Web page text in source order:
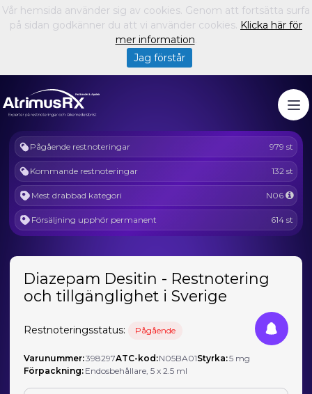
Pågående restnoteringar 979 st
Kommande restnoteringar 132 st
Mest drabbad kategori N06
Försäljning upphör permanent 614 st
Diazepam Desitin - Restnotering
och tillgänglighet i Sverige
Restnoteringsstatus: Pågående
Varunummer:398297ATC-kod:N05BA01Styrka:5 mg
Förpackning: Endosbehållare, 5 x 2.5 ml
Vår hemsida använder sig av cookies. Genom att fortsätta surfa
på sidan godkänner du att vi använder cookies. Klicka här för
mer information.
Jag förstår